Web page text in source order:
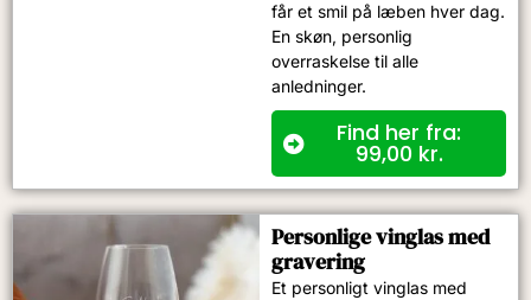
får et smil på læben hver dag.
En skøn, personlig
overraskelse til alle
anledninger.
Find her fra:
99,00 kr.
Personlige vinglas med
gravering
Et personligt vinglas med